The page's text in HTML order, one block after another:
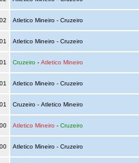
Atletico Mineiro - Cruzeiro
Atletico Mineiro - Cruzeiro
Cruzeiro- Atletico Mineiro
Atletico Mineiro - Cruzeiro
Cruzeiro - Atletico Mineiro
Atletico Mineiro - Cruzeiro
Atletico Mineiro - Cruzeiro